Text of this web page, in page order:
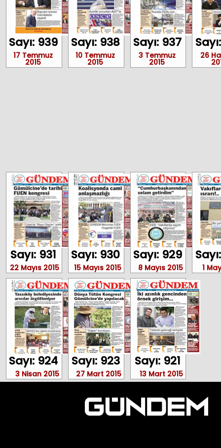
Sayı: 939
17 Temmuz
2015
Sayı: 938
10 Temmuz
2015
Sayı: 937
3 Temmuz
2015
26
Sayı: 931
22 Mayıs 2015
Sayı: 930
15 Mayıs 2015
Sayı: 929
8 Mayıs 2015 1
Sayı: 924
3 Nisan 2015
Sayı: 923
27 Mart 2015
Sayı: 921
13 Mart 2015